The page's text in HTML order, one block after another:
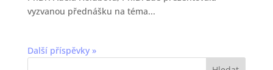
vyzvanou přednášku na téma...
Další příspěvky »